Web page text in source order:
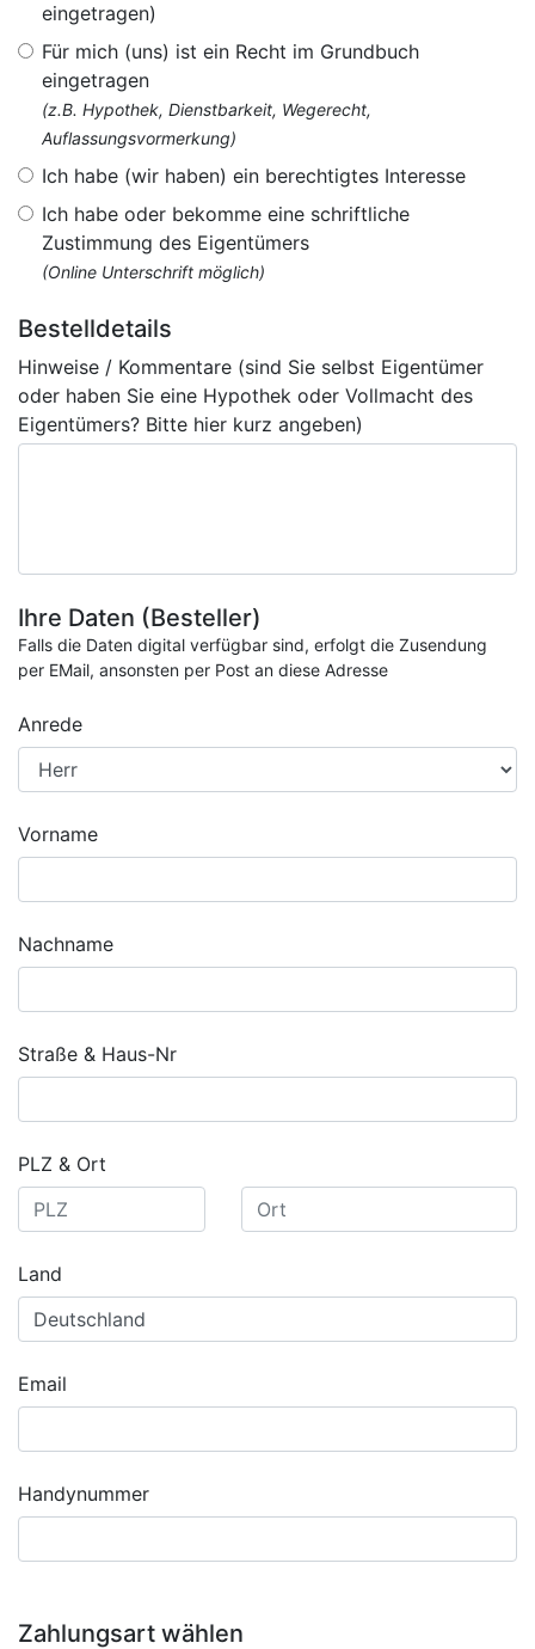
eingetragen)
Für mich (uns) ist ein Recht im Grundbuch
eingetragen
(z.B. Hypothek, Dienstbarkeit, Wegerecht,
Auflassungsvormerkung)
Ich habe (wir haben) ein berechtigtes Interesse
Ich habe oder bekomme eine schriftliche
Zustimmung des Eigentümers
(Online Unterschrift möglich)
Bestelldetails
Hinweise / Kommentare (sind Sie selbst Eigentümer
oder haben Sie eine Hypothek oder Vollmacht des
Eigentümers? Bitte hier kurz angeben)
Ihre Daten (Besteller)
Falls die Daten digital verfügbar sind, erfolgt die Zusendung
per EMail, ansonsten per Post an diese Adresse
Anrede
Vorname
Nachname
Straße & Haus-Nr
PLZ & Ort
Land
Email
Handynummer
Zahlungsart wählen